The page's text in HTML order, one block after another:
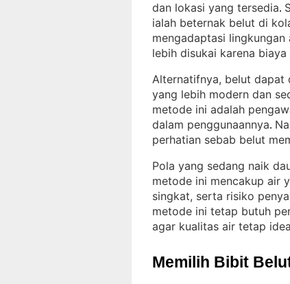
dan lokasi yang tersedia.
ialah beternak belut di
mengadaptasi
lebih disukai karena
Alternatifnya, belut dapat
yang lebih modern dan
metode ini adalah
dalam penggunaannya.
perhatian sebab belut
Pola yang sedang naik
metode ini mencakup air
singkat, serta risiko
metode ini tetap butuh
agar kualitas air tetap
Memilih Bibit